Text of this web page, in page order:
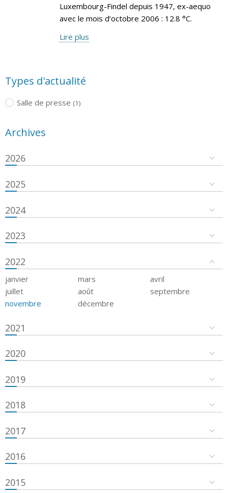
Luxembourg-Findel depuis 1947, ex-aequo
avec le mois d’octobre 2006 : 12.8 °C.
Lire plus
Types d'actualité
Salle de presse (1)
Archives
2026
2025
2024
2023
2022
janvier mars
avril
juillet
août
septembre
novembre
décembre
2021
2020
2019
2018
2017
2016
2015